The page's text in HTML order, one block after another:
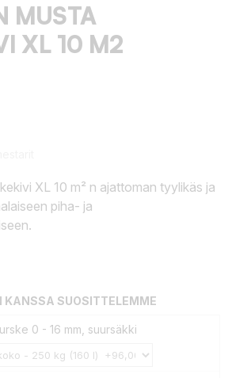
MUSTA
XL 10 M2
XL 10 m² n ajattoman tyylikäs ja
piha- ja
KANSSA SUOSITTELEMME
0 - 16 mm, suursäkki